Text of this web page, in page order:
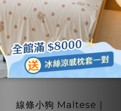
線條小狗 Maltese｜